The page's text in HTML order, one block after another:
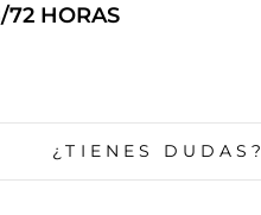
HORAS
¿TIENES DUDAS?